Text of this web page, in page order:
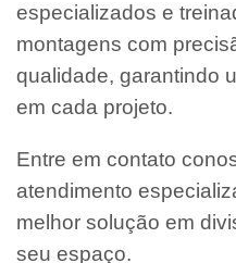
especializados e
montagens com
qualidade, garantindo
em cada projeto.
Entre em contato
atendimento
melhor solução em
seu espaço.